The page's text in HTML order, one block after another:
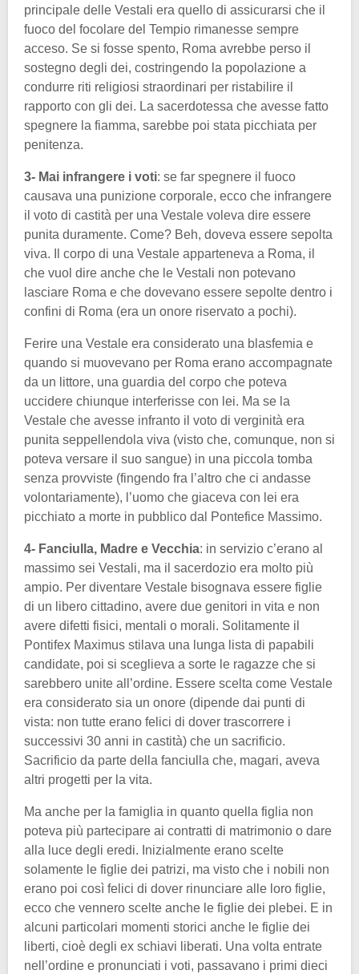
principale delle Vestali era quello di assicurarsi che il
fuoco del focolare del Tempio rimanesse sempre
acceso. Se si fosse spento, Roma avrebbe perso il
sostegno degli dei, costringendo la popolazione a
condurre riti religiosi straordinari per ristabilire il
rapporto con gli dei. La sacerdotessa che avesse fatto
spegnere la fiamma, sarebbe poi stata picchiata per
penitenza.
3- Mai infrangere i voti: se far spegnere il fuoco
causava una punizione corporale, ecco che infrangere
il voto di castità per una Vestale voleva dire essere
punita duramente. Come? Beh, doveva essere sepolta
viva. Il corpo di una Vestale apparteneva a Roma, il
che vuol dire anche che le Vestali non potevano
lasciare Roma e che dovevano essere sepolte dentro i
confini di Roma (era un onore riservato a pochi).
Ferire una Vestale era considerato una blasfemia e
quando si muovevano per Roma erano accompagnate
da un littore, una guardia del corpo che poteva
uccidere chiunque interferisse con lei. Ma se la
Vestale che avesse infranto il voto di verginità era
punita seppellendola viva (visto che, comunque, non si
poteva versare il suo sangue) in una piccola tomba
senza provviste (fingendo fra l’altro che ci andasse
volontariamente), l’uomo che giaceva con lei era
picchiato a morte in pubblico dal Pontefice Massimo.
4- Fanciulla, Madre e Vecchia: in servizio c’erano al
massimo sei Vestali, ma il sacerdozio era molto più
ampio. Per diventare Vestale bisognava essere figlie
di un libero cittadino, avere due genitori in vita e non
avere difetti fisici, mentali o morali. Solitamente il
Pontifex Maximus stilava una lunga lista di papabili
candidate, poi si sceglieva a sorte le ragazze che si
sarebbero unite all’ordine. Essere scelta come Vestale
era considerato sia un onore (dipende dai punti di
vista: non tutte erano felici di dover trascorrere i
successivi 30 anni in castità) che un sacrificio.
Sacrificio da parte della fanciulla che, magari, aveva
altri progetti per la vita.
Ma anche per la famiglia in quanto quella figlia non
poteva più partecipare ai contratti di matrimonio o dare
alla luce degli eredi. Inizialmente erano scelte
solamente le figlie dei patrizi, ma visto che i nobili non
erano poi così felici di dover rinunciare alle loro figlie,
ecco che vennero scelte anche le figlie dei plebei. E in
alcuni particolari momenti storici anche le figlie dei
liberti, cioè degli ex schiavi liberati. Una volta entrate
nell’ordine e pronunciati i voti, passavano i primi dieci